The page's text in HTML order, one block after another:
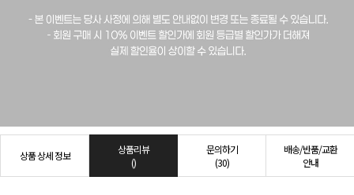
상품 상세 정보
상품리뷰
()
문의하기
(30)
배송/반품/교환
안내